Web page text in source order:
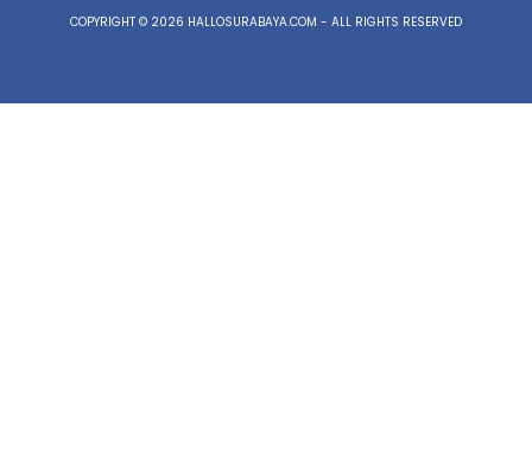
COPYRIGHT © 2026 HALLOSURABAYA.COM - ALL RIGHTS RESERVED